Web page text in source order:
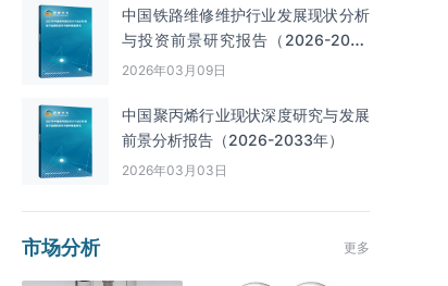
中国铁路维修维护行业发展现状分析
与投资前景研究报告（2026-2033
年）
2026年03月09日
中国聚丙烯行业现状深度研究与发展
前景分析报告（2026-2033年）
2026年03月03日
市场分析 更多